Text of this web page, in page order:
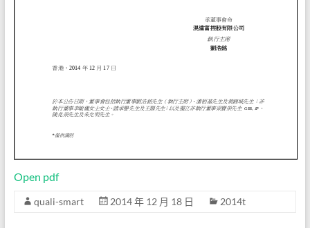
Open pdf
quali-smart 2014 年 12 月 18 日 2014t